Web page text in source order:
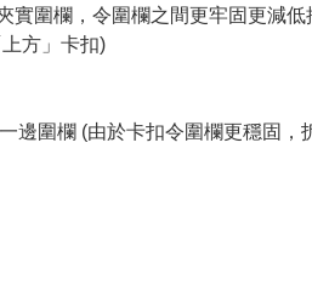
實圍欄，令圍欄之間更牢固更減低
方」卡扣)
圍欄 (由於卡扣令圍欄更穩固